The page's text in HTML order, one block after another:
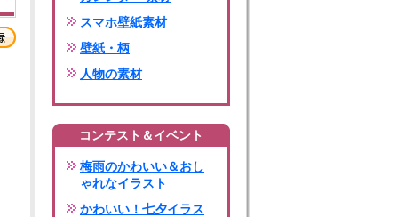
スマホ壁紙素材
壁紙・柄
人物の素材
コンテスト＆イベント
梅雨のかわいい＆おし
ゃれなイラスト
かわいい！七夕イラス